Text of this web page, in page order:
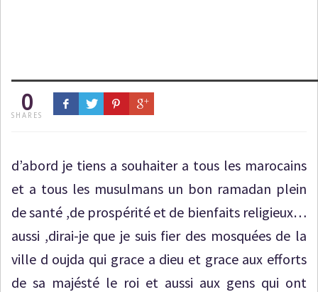
0
SHARES
d’abord je tiens a souhaiter a tous les marocains
et a tous les musulmans un bon ramadan plein
de santé ,de prospérité et de bienfaits religieux…
aussi ,dirai-je que je suis fier des mosquées de la
ville d oujda qui grace a dieu et grace aux efforts
de sa majésté le roi et aussi aux gens qui ont